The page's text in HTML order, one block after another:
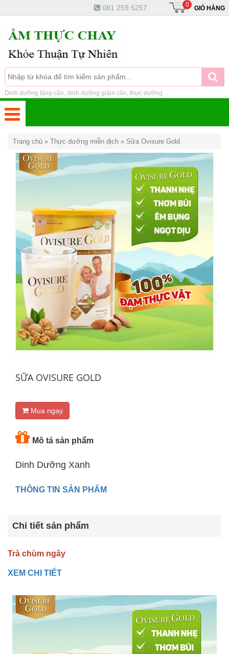
0 GIỎ HÀNG
081 259 5257
Dinh dưỡng tăng cân, dinh dưỡng giảm cân, thực dưỡng ...
Trang chủ » Thực dưỡng miễn dịch » Sữa Ovisure Gold
SỮA OVISURE GOLD
Mua ngay
Mô tả sản phẩm
Dinh Dưỡng Xanh
THÔNG TIN SẢN PHẨM
Chi tiết sản phẩm
Trà chùm ngây
XEM CHI TIẾT